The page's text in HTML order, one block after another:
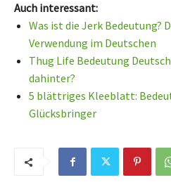
Auch interessant:
Was ist die Jerk Bedeutung?
Verwendung im Deutschen
Thug Life Bedeutung
dahinter?
5 blättriges Kleeblatt:
Glücksbringer